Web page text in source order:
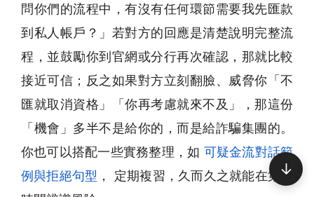
問你們的流程中，有沒有任何環節需要我先匯款
到私人帳戶？」若對方的回應是清楚說明完整流
程，並鼓勵你到官網或分行再次確認，那就比較
接近可信；反之如果對方立刻翻臉、威脅你「不
匯就取消資格」「你再考慮就來不及」，那這份
「機會」多半不是給你的，而是給詐騙集團的。
你也可以搭配一些實務整理，如 可疑金流對話範
例與拒絕句型 ， 定期複習，久而久之就能在第一
↓